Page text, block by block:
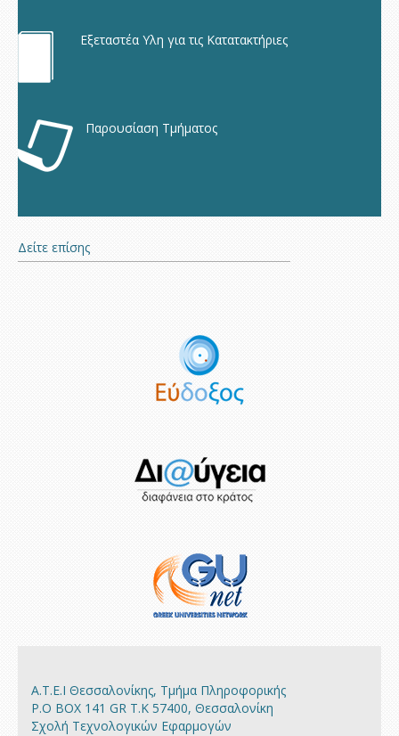
Εξεταστέα Υλη για τις Κατατακτήριες
Παρουσίαση Τμήματος
Δείτε επίσης
Α.Τ.Ε.Ι Θεσσαλονίκης, Τμήμα Πληροφορικής
P.O BOX 141 GR Τ.Κ 57400, Θεσσαλονίκη
Σχολή Τεχνολογικών Εφαρμογών